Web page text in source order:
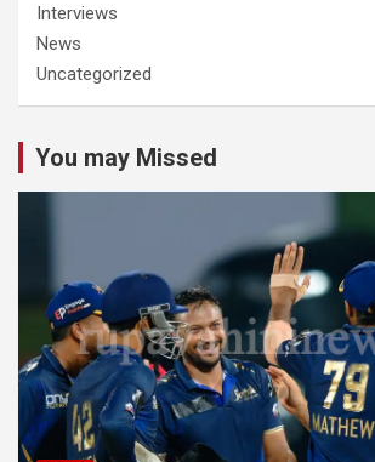
Interviews
News
Uncategorized
You may Missed